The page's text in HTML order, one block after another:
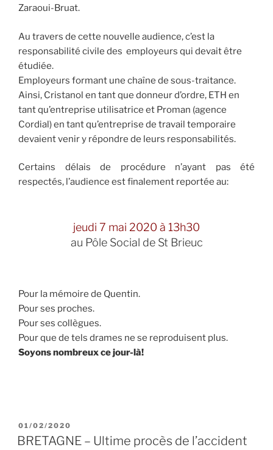
Zaraoui-Bruat.
Au travers de cette nouvelle audience, c’est la
responsabilité civile des employeurs qui devait être
étudiée.
Employeurs formant une chaîne de sous-traitance.
Ainsi, Cristanol en tant que donneur d’ordre, ETH en
tant qu’entreprise utilisatrice et Proman (agence
Cordial)en tant qu’entreprise de travail temporaire
devaient venir y répondre de leurs responsabilités.
Certains délais de procédure n’ayant pas été
respectés, l’audience est finalement reportée au:
jeudi 7 mai 2020 à 13h30
au Pôle Social de St Brieuc
Pour la mémoire de Quentin.
Pour ses proches.
Pour ses collègues.
Pour que de tels drames ne se reproduisent plus.
Soyons nombreux ce jour-là!
PUBLIÉ
LE
01/02/2020
BRETAGNE – Ultime procès de l’accident